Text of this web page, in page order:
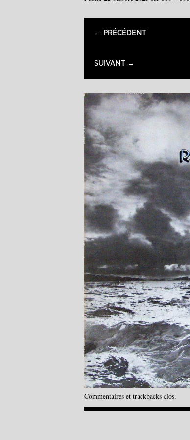
← PRÉCÉDENT
SUIVANT →
Commentaires et trackbacks clos.